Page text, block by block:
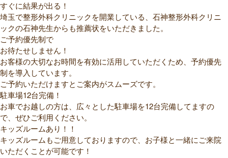
すぐに結果が出る！
埼玉で整形外科クリニックを開業している、石神整形外科クリニ
ックの石神先生からも推薦状をいただきました。
ご予約優先制で
お待たせしません！
お客様の大切なお時間を有効に活用していただくため、予約優先
制を導入しています。
ご予約いただけますとご案内がスムーズです。
駐車場12台完備！
お車でお越しの方は、広々とした駐車場を12台完備してますの
で、ぜひご利用ください。
キッズルームあり！！
キッズルームもご用意しておりますので、お子様と一緒にご来院
いただくことが可能です！